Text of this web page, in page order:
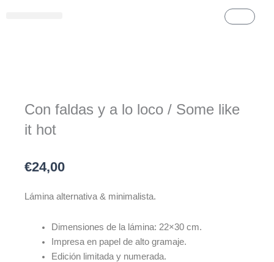
Carrito
Con faldas y a lo loco / Some like
it hot
€24,00
Lámina alternativa & minimalista.
Dimensiones de la lámina: 22×30 cm.
Impresa en papel de alto gramaje.
Edición limitada y numerada.